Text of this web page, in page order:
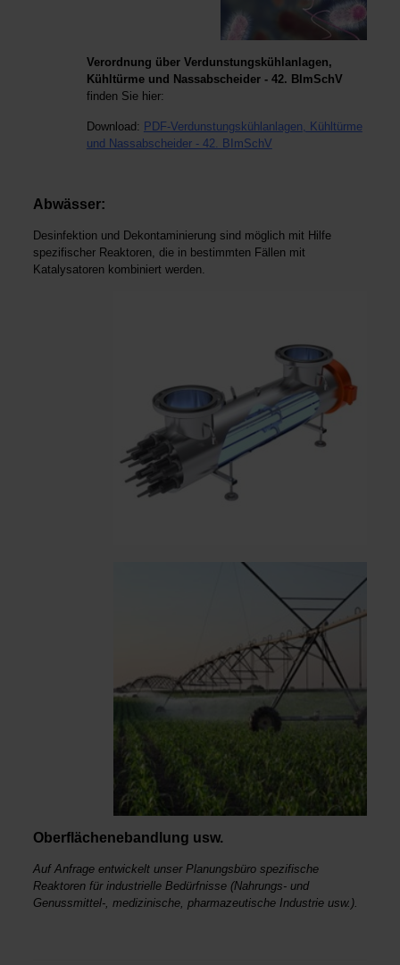
Verordnung über Verdunstungskühlanlagen,
Kühltürme und Nassabscheider - 42. BImSchV
finden Sie hier:
Download: PDF-Verdunstungskühlanlagen, Kühltürme
und Nassabscheider - 42. BImSchV
Abwässer:
Desinfektion und Dekontaminierung sind möglich mit Hilfe
spezifischer Reaktoren, die in bestimmten Fällen mit
Katalysatoren kombiniert werden.
Oberflächenebandlung usw.
Auf Anfrage entwickelt unser Planungsbüro spezifische
Reaktoren für industrielle Bedürfnisse (Nahrungs- und
Genussmittel-, medizinische, pharmazeutische Industrie usw.).